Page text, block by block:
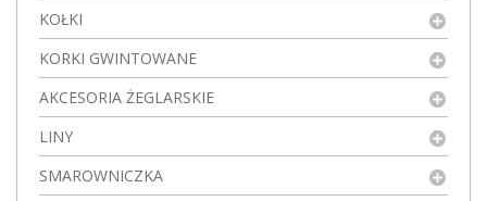
KOŁKI
KORKI GWINTOWANE
AKCESORIA ŻEGLARSKIE
LINY
SMAROWNICZKA